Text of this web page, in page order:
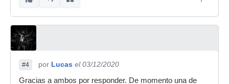
#4 por Lucas el 03/12/2020
Gracias a ambos por responder. De momento una de